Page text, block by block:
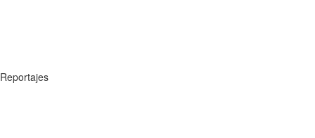
Reportajes